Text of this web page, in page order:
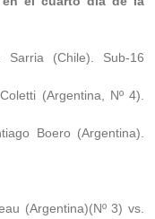
(Chile). Sub-16
(Argentina, Nº 4).
Boero (Argentina).
(Argentina)(Nº 3) vs.